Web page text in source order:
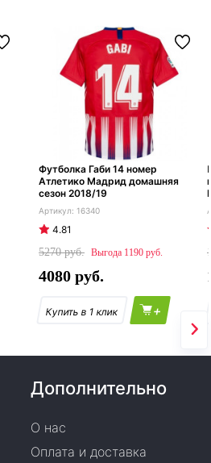
Футболка Габи 14 номер
Атлетико Мадрид домашняя
сезон 2018/19
16340
4.81
5270
1190
4080
+
Дополнительно
О нас
Оплата и доставка